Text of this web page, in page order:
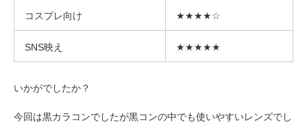
コスプレ向け ★★★★☆
SNS映え ★★★★★
いかがでしたか？
今回は黒カラコンでしたが黒コンの中でも使いやすいレンズでし